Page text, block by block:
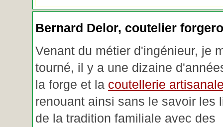
Bernard Delor, coutelier
Venant du métier d'ingénieur, je
tourné, il y a une dizaine
la forge et la coutellerie
renouant ainsi sans le savoir les
de la tradition familiale avec des